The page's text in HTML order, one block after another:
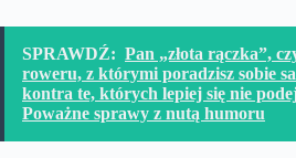
SPRAWDŹ: Pan „złota rączka”,
roweru, z którymi poradzisz sobie
kontra te, których lepiej się nie
Poważne sprawy z nutą humoru